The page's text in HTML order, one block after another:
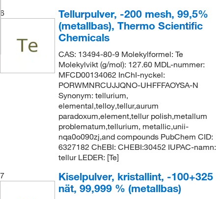
6
Tellurpulver, -200 mesh, 99,5%
(metallbas), Thermo Scientific
Chemicals
CAS: 13494-80-9 Molekylformel: Te
Molekylvikt (g/mol): 127.60 MDL-nummer:
MFCD00134062 InChI-nyckel:
PORWMNRCUJJQNO-UHFFFAOYSA-N
Synonym: tellurium,
elemental,telloy,tellur,aurum
paradoxum,element,tellur polish,metallum
problematum,tellurium, metallic,unii-
nqa0o090zj,and compounds PubChem CID:
6327182 ChEBI: CHEBI:30452 IUPAC-namn:
tellur LEDER: [Te]
7
Kiselpulver, kristallint, -100+325
nät, 99,999 % (metallbas)